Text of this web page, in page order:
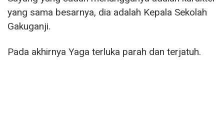
yang sama besarnya, dia adalah Kepala Sekolah
Gakuganji.
Pada akhirnya Yaga terluka parah dan terjatuh.